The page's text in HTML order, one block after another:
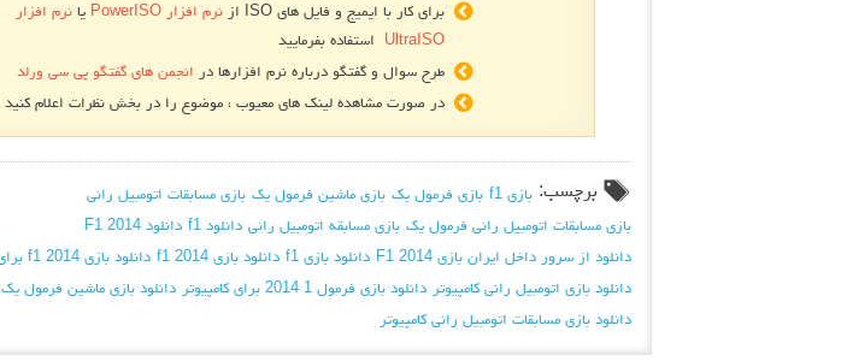
برای کار با ایمیج و فایل های ISO از
نرم افزار PowerISO یا نرم افزار
UltraISO استفاده بفرمایید
طرح سوال و گفتگو درباره نرم افزارها در انجمن های گفتگو پی سی ورلد
در صورت مشاهده لینک های معیوب ، موضوع را در بخش نظرات اعلام کنید
برچسب: بازی f1 بازی فرمول یک بازی ماشین فرمول یک بازی مسابقات اتومبیل رانی
بازی مسابقات اتومبیل رانی فرمول یک بازی مسابقه اتومبیل رانی دانلود f1
دانلود F1 2014
دانلود از سرور داخل ایران بازی F1 2014
دانلود بازی f1 دانلود بازی f1 2014
دانلود بازی f1 2014 برای pc
دانلود بازی اتومبیل رانی کامپیوتر دانلود بازی فرمول 1 2014 برای کامپیوتر
دانلود بازی ماشین فرمول یک
دانلود بازی مسابقات اتومبیل رانی کامپیوتر